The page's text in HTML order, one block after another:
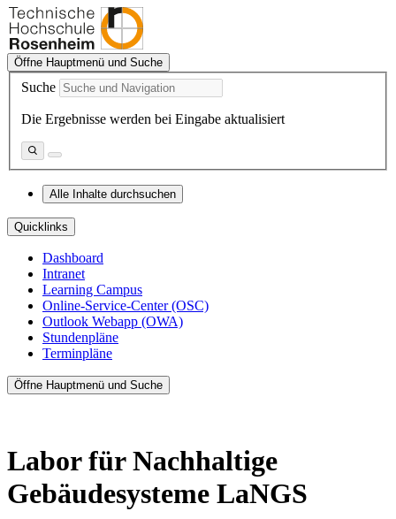
Öffne Hauptmenü und Suche
Suche
Die Ergebnisse werden bei Eingabe aktualisiert
Alle Inhalte durchsuchen
Quicklinks
Dashboard
Intranet
Learning Campus
Online-Service-Center (OSC)
Outlook Webapp (OWA)
Stundenpläne
Terminpläne
Öffne Hauptmenü und Suche
Labor für Nachhaltige
Gebäudesysteme LaNGS